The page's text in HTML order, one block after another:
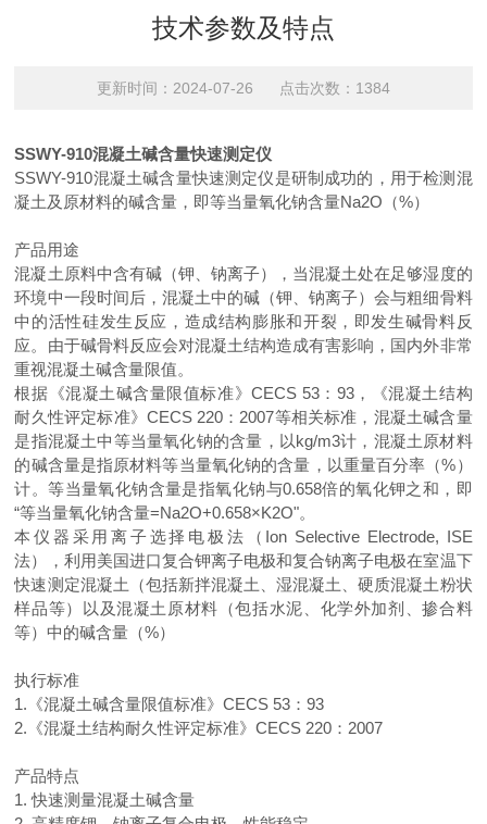
技术参数及特点
更新时间：2024-07-26 点击次数：1384
SSWY-910混凝土碱含量快速测定仪
SSWY-910混凝土碱含量快速测定仪是研制成功的，用于检测混
凝土及原材料的碱含量，即等当量氧化钠含量Na2O （%）
产品用途
混凝土原料中含有碱（钾、钠离子），当混凝土处在足够湿度的
环境中一段时间后，混凝土中的碱（钾、钠离子）会与粗细骨料
中的活性硅发生反应，造成结构膨胀和开裂，即发生碱骨料反
应。由于碱骨料反应会对混凝土结构造成有害影响，国内外非常
重视混凝土碱含量限值。
根据《混凝土碱含量限值标准》CECS 53： 93，《混凝土结构
耐久性评定标准》 CECS 220 ： 2007等相关标准，混凝土碱含量
是指混凝土中等当量氧化钠的含量，以kg/m3计，混凝土原材料
的碱含量是指原材料等当量氧化钠的含量，以重量百分率（%）
计。等当量氧化钠含量是指氧化钠与0.658倍的氧化钾之和，即
“等当量氧化钠含量=Na2O+0.658×K2O"。
本仪器采用离子选择电极法（ Ion Selective Electrode, ISE
法），利用美国进口复合钾离子电极和复合钠离子电极在室温下
快速测定混凝土（包括新拌混凝土、湿混凝土、硬质混凝土粉状
样品等）以及混凝土原材料（包括水泥、化学外加剂、掺合料
等）中的碱含量（%）
执行标准
1. 《混凝土碱含量限值标准》CECS 53 ：93
2. 《混凝土结构耐久性评定标准》CECS 220 ： 2007
产品特点
1.快速测量混凝土碱含量